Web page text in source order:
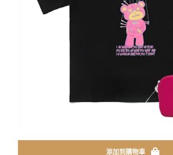
添加到購物車